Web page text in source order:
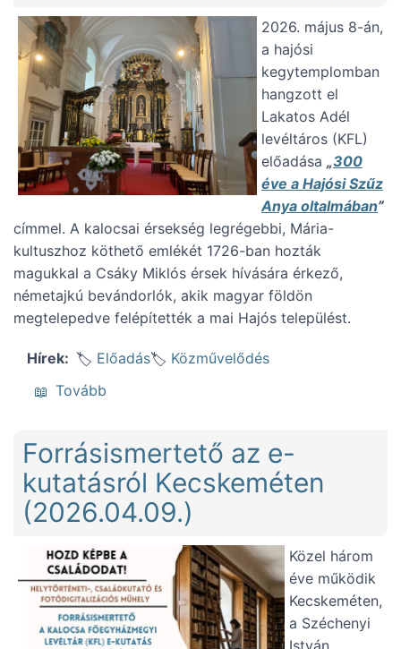
2026. május 8-án,
a hajósi
kegytemplomban
hangzott el
Lakatos Adél
levéltáros (KFL)
előadása „300
éve a Hajósi Szűz
Anya oltalmában”
címmel. A kalocsai érsekség legrégebbi, Mária-
kultuszhoz köthető emlékét 1726-ban hozták
magukkal a Csáky Miklós érsek hívására érkező,
németajkú bevándorlók, akik magyar földön
megtelepedve felépítették a mai Hajós települést.
Hírek Előadás
Közművelődés
Tovább
Forrásismertető az e-
kutatásról Kecskeméten
(2026.04.09.)
Közel három
éve működik
Kecskeméten,
a Széchenyi
István